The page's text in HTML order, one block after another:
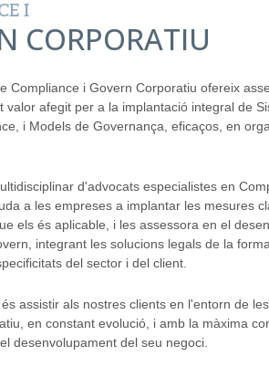
I
CORPORATIU
Compliance i Govern Corporatiu ofereix
valor afegit per a la implantació integral de
i Models de Governança, eficaços, en
d'advocats especialistes en
a les empreses a implantar les mesures
els és aplicable, i les assessora en el
integrant les solucions legals de la
del sector i del client.
assistir als nostres clients en l'entorn de
en constant evolució, i amb la màxima
desenvolupament del seu negoci.